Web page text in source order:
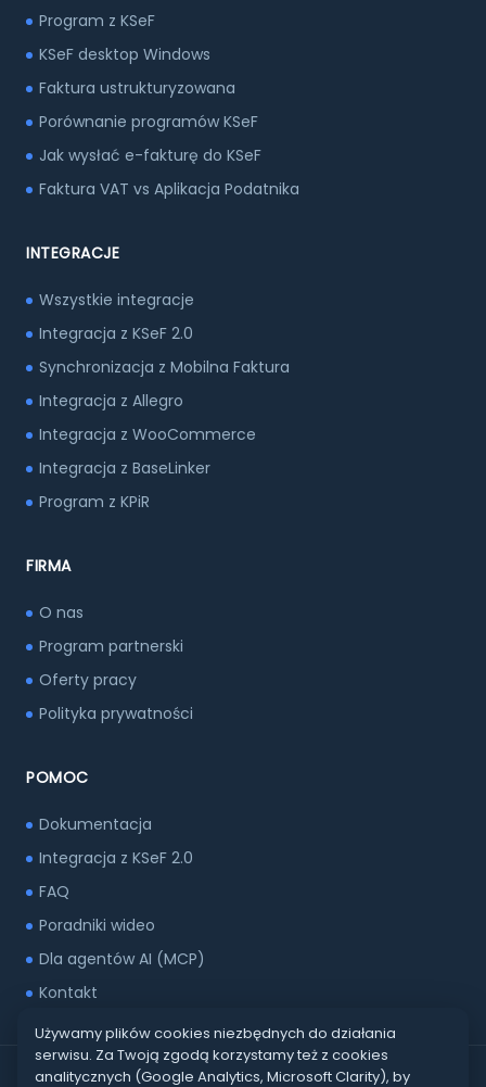
Program z KSeF
KSeF desktop Windows
Faktura ustrukturyzowana
Porównanie programów KSeF
Jak wysłać e-fakturę do KSeF
Faktura VAT vs Aplikacja Podatnika
INTEGRACJE
Wszystkie integracje
Integracja z KSeF 2.0
Synchronizacja z Mobilna Faktura
Integracja z Allegro
Integracja z WooCommerce
Integracja z BaseLinker
Program z KPiR
FIRMA
O nas
Program partnerski
Oferty pracy
Polityka prywatności
POMOC
Dokumentacja
Integracja z KSeF 2.0
FAQ
Poradniki wideo
Dla agentów AI (MCP)
Kontakt
© Copyright RAFSOFT.NET 2002-2026 Oprogramowanie dla
Używamy plików cookies niezbędnych do działania
serwisu. Za Twoją zgodą korzystamy też z cookies
analitycznych (Google Analytics, Microsoft Clarity), by